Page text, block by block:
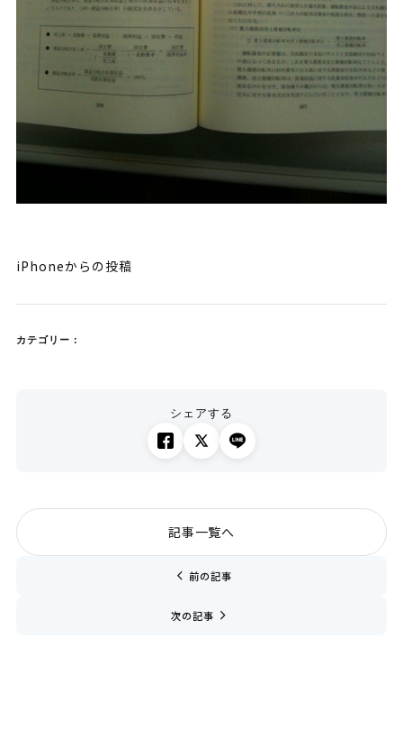
iPhoneからの投稿
カテゴリー：
シェアする
chevron_left 前の記事
記事一覧へ
次の記事 navigate_next